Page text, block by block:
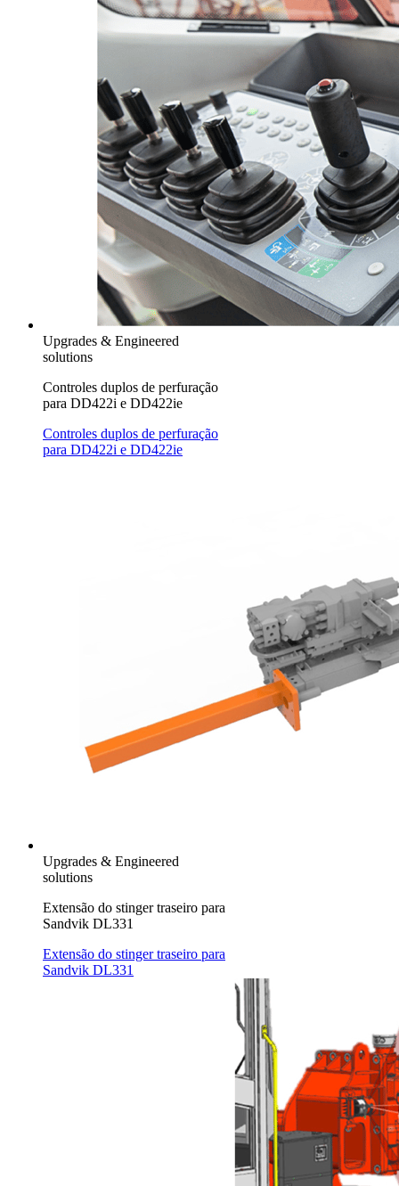
Upgrades & Engineered
solutions
Controles duplos de perfuração
para DD422i e DD422ie
Controles duplos de perfuração
para DD422i e DD422ie
Upgrades & Engineered
solutions
Extensão do stinger traseiro para
Sandvik DL331
Extensão do stinger traseiro para
Sandvik DL331